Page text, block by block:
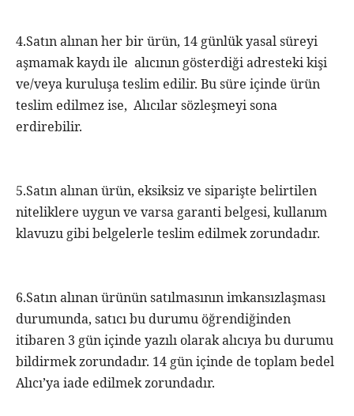
4.Satın alınan her bir ürün, 14 günlük yasal süreyi
aşmamak kaydı ile alıcının gösterdiği adresteki kişi
ve/veya kuruluşa teslim edilir. Bu süre içinde ürün
teslim edilmez ise, Alıcılar sözleşmeyi sona
erdirebilir.
5.Satın alınan ürün, eksiksiz ve siparişte belirtilen
niteliklere uygun ve varsa garanti belgesi, kullanım
klavuzu gibi belgelerle teslim edilmek zorundadır.
6.Satın alınan ürünün satılmasının imkansızlaşması
durumunda, satıcı bu durumu öğrendiğinden
itibaren 3 gün içinde yazılı olarak alıcıya bu durumu
bildirmek zorundadır. 14 gün içinde de toplam bedel
Alıcı’ya iade edilmek zorundadır.